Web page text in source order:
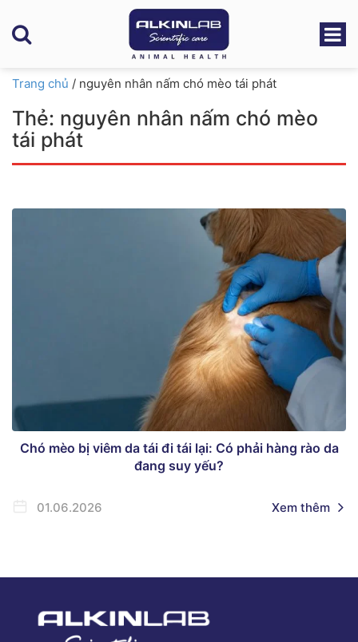
Trang chủ / nguyên nhân nấm chó mèo tái phát
Thẻ: nguyên nhân nấm chó mèo
tái phát
Chó mèo bị viêm da tái đi tái lại: Có phải hàng rào da
đang suy yếu?
01.06.2026 Xem thêm